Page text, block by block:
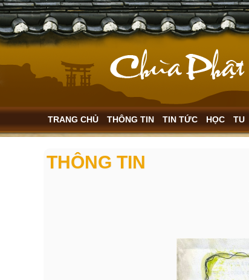
TRANG CHỦ THÔNG TIN TIN TỨC HỌC TU
THÔNG TIN